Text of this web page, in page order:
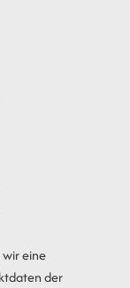
eine
der